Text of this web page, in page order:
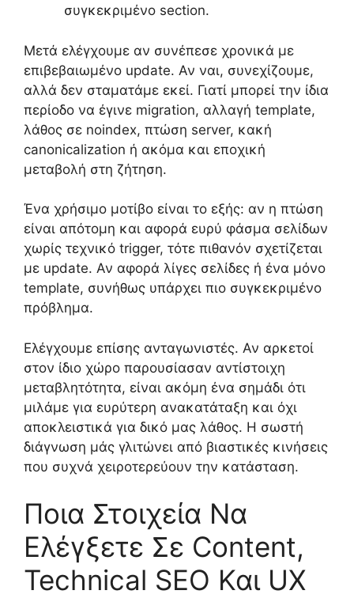
συγκεκριμένο section.
Μετά ελέγχουμε αν συνέπεσε χρονικά με
επιβεβαιωμένο update. Αν ναι, συνεχίζουμε,
αλλά δεν σταματάμε εκεί. Γιατί μπορεί την ίδια
περίοδο να έγινε migration, αλλαγή template,
λάθος σε noindex, πτώση server, κακή
canonicalization ή ακόμα και εποχική
μεταβολή στη ζήτηση.
Ένα χρήσιμο μοτίβο είναι το εξής: αν η πτώση
είναι απότομη και αφορά ευρύ φάσμα σελίδων
χωρίς τεχνικό trigger, τότε πιθανόν σχετίζεται
με update. Αν αφορά λίγες σελίδες ή ένα μόνο
template, συνήθως υπάρχει πιο συγκεκριμένο
πρόβλημα.
Ελέγχουμε επίσης ανταγωνιστές. Αν αρκετοί
στον ίδιο χώρο παρουσίασαν αντίστοιχη
μεταβλητότητα, είναι ακόμη ένα σημάδι ότι
μιλάμε για ευρύτερη ανακατάταξη και όχι
αποκλειστικά για δικό μας λάθος. Η σωστή
διάγνωση μάς γλιτώνει από βιαστικές κινήσεις
που συχνά χειροτερεύουν την κατάσταση.
Ποια Στοιχεία Να
Ελέγξετε Σε Content,
Technical SEO Και UX